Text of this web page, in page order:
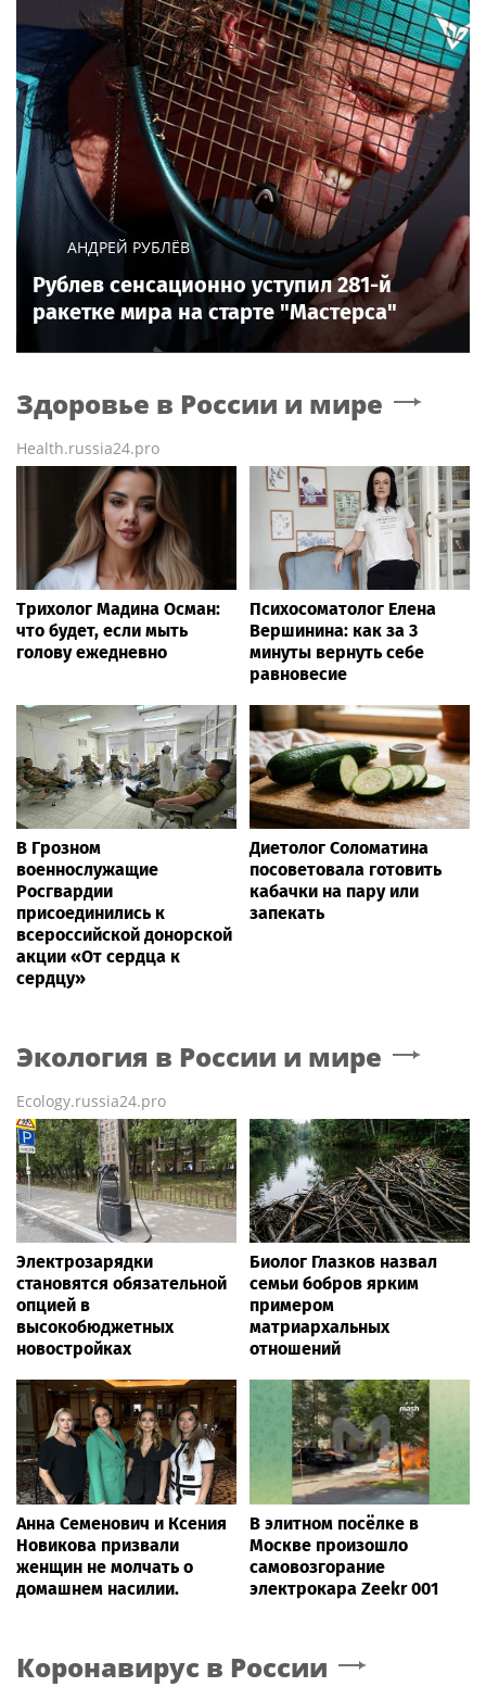
АНДРЕЙ РУБЛЁВ
Рублев сенсационно уступил 281-й
ракетке мира на старте "Мастерса"
Здоровье в России и мире
Health.russia24.pro
Трихолог Мадина Осман:
что будет, если мыть
голову ежедневно
Психосоматолог Елена
Вершинина: как за 3
минуты вернуть себе
равновесие
В Грозном
военнослужащие
Росгвардии
присоединились к
всероссийской донорской
акции «От сердца к
сердцу»
Диетолог Соломатина
посоветовала готовить
кабачки на пару или
запекать
Экология в России и мире
Ecology.russia24.pro
Электрозарядки
становятся обязательной
опцией в
высокобюджетных
новостройках
Биолог Глазков назвал
семьи бобров ярким
примером
матриархальных
отношений
Анна Семенович и Ксения
Новикова призвали
женщин не молчать о
домашнем насилии.
В элитном посёлке в
Москве произошло
самовозгорание
электрокара Zeekr 001
Коронавирус в России